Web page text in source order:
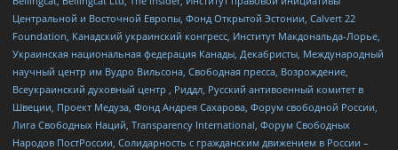
Центральной и Восточной Европы, Фонд Открытой Эстонии, Calvert 22
Foundation, Канадский украинский конгресс, Институт Макдональда-Лорье,
Украинская национальная федерация Канады, Декабристы, Международный
научный центр им Вудро Вильсона, Свободная пресса, Возрождение,
Всеукраинский духовный центр , Риддл, Русский антивоенный комитет в
Швеции, Проект Медуза, Фонд Андрея Сахарова, Форум свободной России,
Лига Свободных Наций, Transparеncy International, Форум Свободных
Народов ПостРоссии, Солидарность с гражданским движением в России –